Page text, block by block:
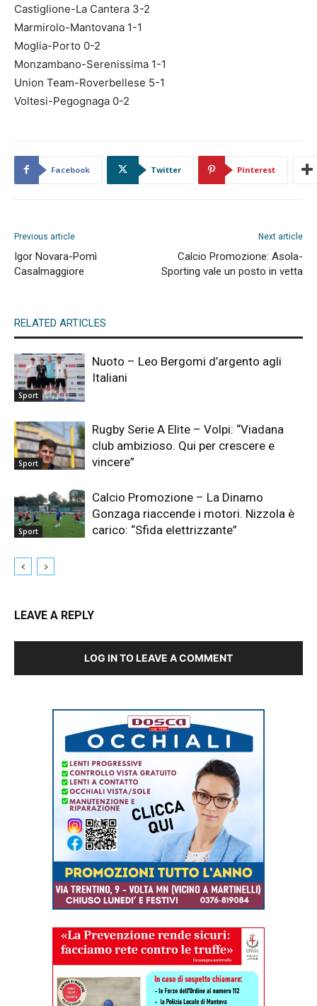
Castiglione-La Cantera 3-2
Marmirolo-Mantovana 1-1
Moglia-Porto 0-2
Monzambano-Serenissima 1-1
Union Team-Roverbellese 5-1
Voltesi-Pegognaga 0-2
Facebook Twitter Pinterest
Previous article
Igor Novara-Pomì
Casalmaggiore
Next article
Calcio Promozione: Asola-
Sporting vale un posto in vetta
RELATED ARTICLES
Sport
Nuoto – Leo Bergomi d’argento agli
Italiani
Sport
Rugby Serie A Elite – Volpi: “Viadana
club ambizioso. Qui per crescere e
vincere”
Sport
Calcio Promozione – La Dinamo
Gonzaga riaccende i motori. Nizzola è
carico: “Sfida elettrizzante”
LEAVE A REPLY
LOG IN TO LEAVE A COMMENT